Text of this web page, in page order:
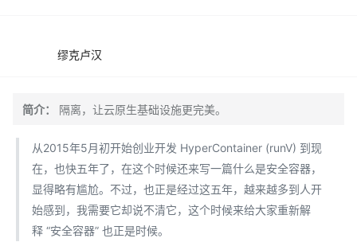
缪克卢汉
简介： 隔离，让云原生基础设施更完美。
从2015年5月初开始创业开发 HyperContainer (runV) 到现
在，也快五年了，在这个时候还来写一篇什么是安全容器，
显得略有尴尬。不过，也正是经过这五年，越来越多到人开
始感到，我需要它却说不清它，这个时候来给大家重新解
释 “安全容器” 也正是时候。